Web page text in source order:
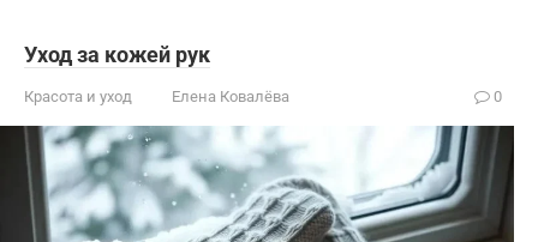
Уход за кожей рук
Красота и уход Елена Ковалёва 0